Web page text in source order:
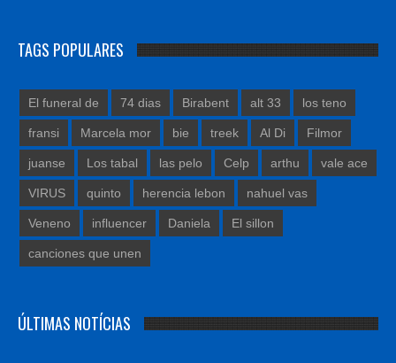
TAGS POPULARES
El funeral de 74 dias Birabent alt 33 los teno
fransi Marcela mor bie treek Al Di Filmor
juanse Los tabal las pelo Celp arthu vale ace
VIRUS quinto herencia lebon nahuel vas
Veneno influencer Daniela El sillon
canciones que unen
ÚLTIMAS NOTÍCIAS